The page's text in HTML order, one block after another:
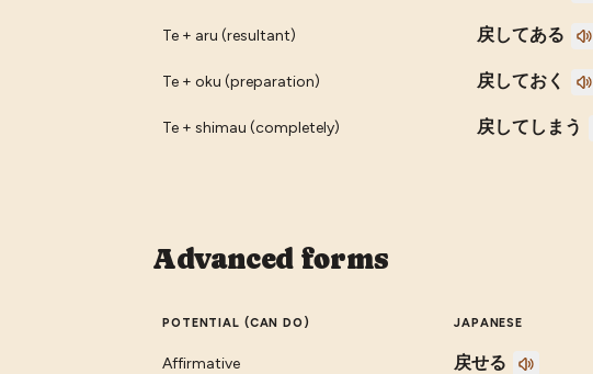
Te + aru (resultant) 戻してある
Te + oku (preparation) 戻しておく
Te + shimau (completely) 戻してしまう
Advanced forms
POTENTIAL (CAN DO) JAPANESE
Affirmative 戻せる